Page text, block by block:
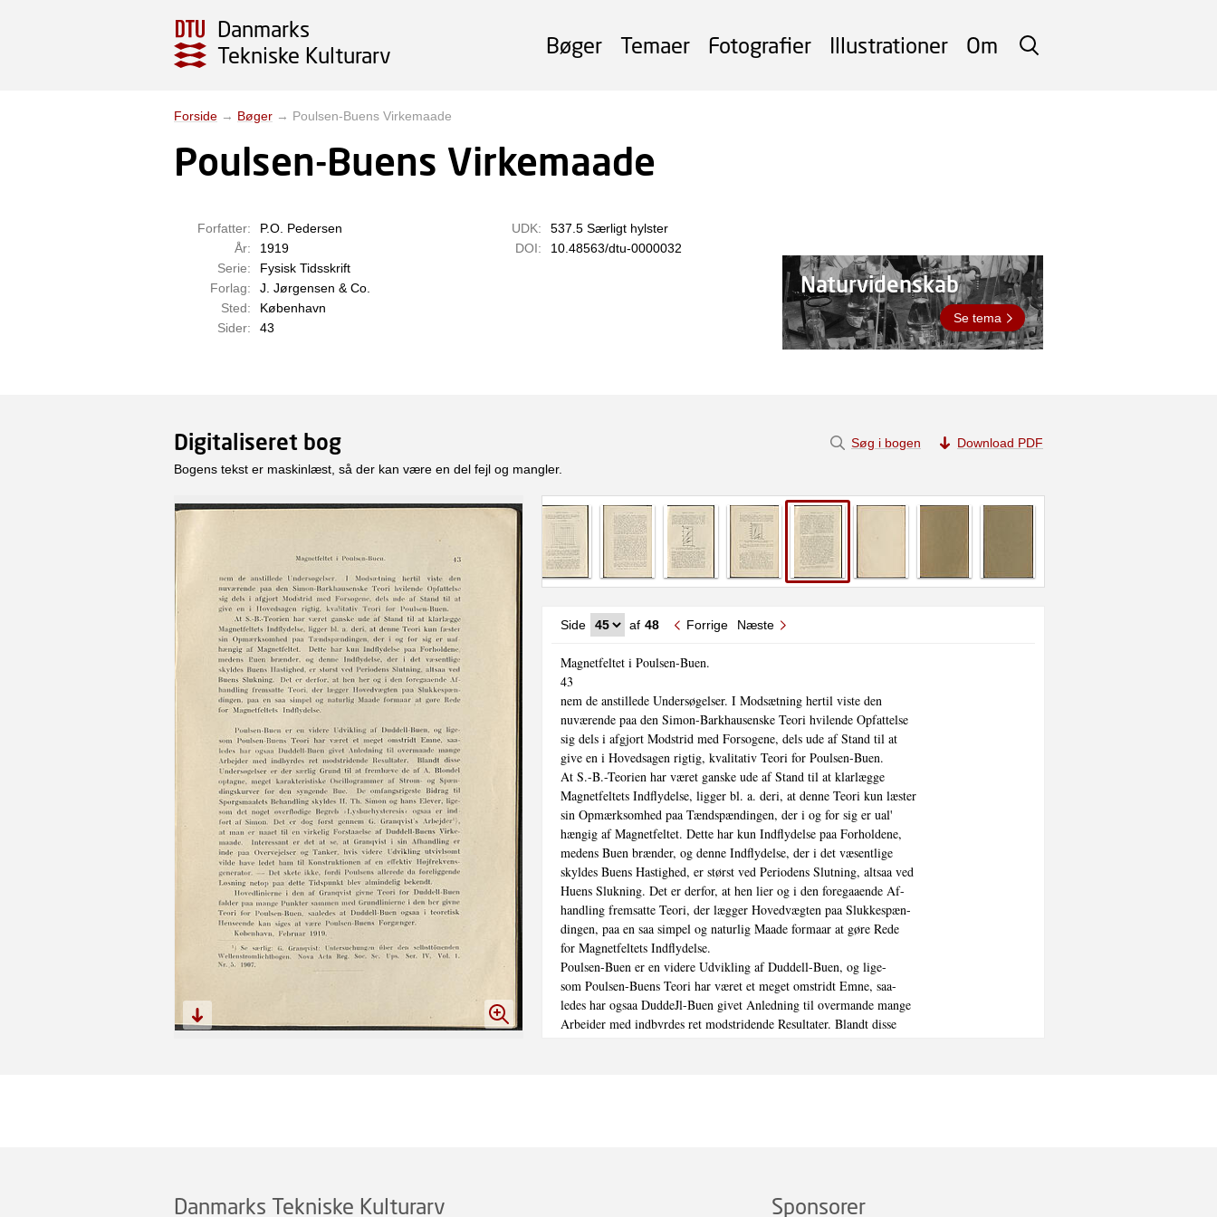
Danmarks
Tekniske Kulturarv
SØG
Bøger Temaer Fotografier Illustrationer Om
Forside → Bøger → Poulsen-Buens Virkemaade
Poulsen-Buens Virkemaade
Forfatter:
P.O. Pedersen
År:
1919
Serie:
Fysisk Tidsskrift
Forlag:
J. Jørgensen & Co.
Sted:
København
Sider:
43
UDK:
537.5 Særligt hylster
DOI:
10.48563/dtu-0000032
Naturvidenskab
Se tema
Digitaliseret bog
Bogens tekst er maskinlæst, så der kan være en del fejl og mangler.
Side af 48 Forrige Næste
Magnetfeltet i Poulsen-Buen.
43
nem de anstillede Undersøgelser. I Modsætning hertil viste den
nuværende paa den Simon-Barkhausenske Teori hvilende Opfattelse
sig dels i afgjort Modstrid med Forsogene, dels ude af Stand til at
give en i Hovedsagen rigtig, kvalitativ Teori for Poulsen-Buen.
At S.-B.-Teorien har været ganske ude af Stand til at klarlægge
Magnetfeltets Indflydelse, ligger bl. a. deri, at denne Teori kun læster
sin Opmærksomhed paa Tændspændingen, der i og for sig er ual'
hængig af Magnetfeltet. Dette har kun Indflydelse paa Forholdene,
medens Buen brænder, og denne Indflydelse, der i det væsentlige
skyldes Buens Hastighed, er størst ved Periodens Slutning, altsaa ved
Huens Slukning. Det er derfor, at hen lier og i den foregaaende Af-
handling fremsatte Teori, der lægger Hovedvægten paa Slukkespæn-
dingen, paa en saa simpel og naturlig Maade formaar at gøre Rede
for Magnetfeltets Indflydelse.
Poulsen-Buen er en videre Udvikling af Duddell-Buen, og lige-
som Poulsen-Buens Teori har været et meget omstridt Emne, saa-
ledes har ogsaa DuddeJl-Buen givet Anledning til overmande mange
Arbejder med indbyrdes ret modstridende Resultater. Blandt disse
inde paa Overvejelser og Tanker, hvis videre Udvikling utvivlsomt
Søg i bogen Download PDF
Danmarks Tekniske Kulturarv Sponsorer